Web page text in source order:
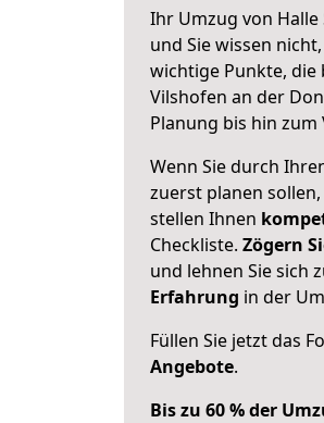
Ihr Umzug von
und Sie wissen
wichtige Punkte, die
Vilshofen an der
Planung bis hin
Wenn Sie durch
zuerst planen
stellen Ihnen
Checkliste. Zögern
und lehnen Sie sich
Erfahrung in der
Füllen Sie jetzt das
Angebote.
Bis zu 60 % der